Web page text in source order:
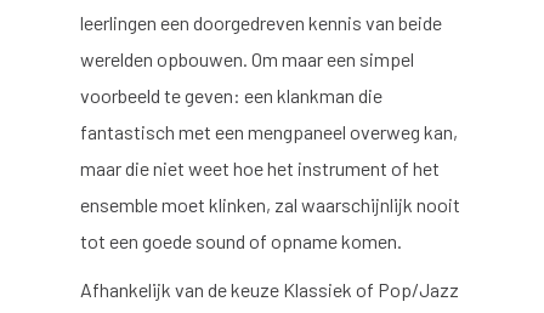
leerlingen een doorgedreven kennis van beide
werelden opbouwen. Om maar een simpel
voorbeeld te geven: een klankman die
fantastisch met een mengpaneel overweg kan,
maar die niet weet hoe het instrument of het
ensemble moet klinken, zal waarschijnlijk nooit
tot een goede sound of opname komen.
Afhankelijk van de keuze Klassiek of Pop/Jazz